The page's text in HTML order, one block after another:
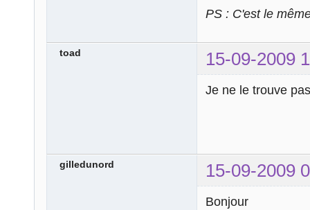
PS : C'est le
toad 15-09-2009
Je ne le trouve
gilledunord 15-09-2009
Bonjour